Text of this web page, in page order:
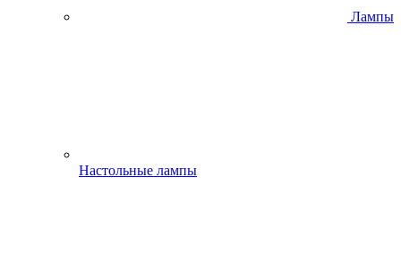
Лампы
Настольные лампы